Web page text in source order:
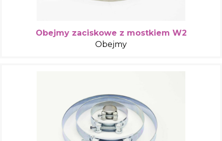
Obejmy zaciskowe z mostkiem W2
Obejmy